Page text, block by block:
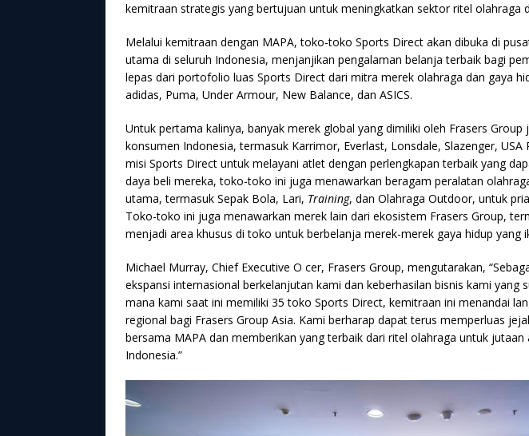
kemitraan strategis yang bertujuan untuk meningkatkan sektor ritel olahraga
Melalui kemitraan dengan MAPA, toko-toko Sports Direct akan dibuka di
utama di seluruh Indonesia, menjanjikan pengalaman belanja terbaik bagi
lepas dari portofolio luas Sports Direct dari mitra merek olahraga dan gaya
adidas, Puma, Under Armour, New Balance, dan ASICS.
Untuk pertama kalinya, banyak merek global yang dimiliki oleh Frasers Group
konsumen Indonesia, termasuk Karrimor, Everlast, Lonsdale, Slazenger, USA
misi Sports Direct untuk melayani atlet dengan perlengkapan terbaik yang
daya beli mereka, toko-toko ini juga menawarkan beragam peralatan
utama, termasuk Sepak Bola, Lari, Training, dan Olahraga Outdoor, untuk
Toko-toko ini juga menawarkan merek lain dari ekosistem Frasers Group,
menjadi area khusus di toko untuk berbelanja merek-merek gaya hidup yang
Michael Murray, Chief Executive O cer, Frasers Group, mengutarakan,
ekspansi internasional berkelanjutan kami dan keberhasilan bisnis kami yang
mana kami saat ini memiliki 35 toko Sports Direct, kemitraan ini menandai
regional bagi Frasers Group Asia. Kami berharap dapat terus memperluas
bersama MAPA dan memberikan yang terbaik dari ritel olahraga untuk
Indonesia.”